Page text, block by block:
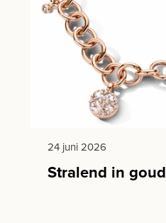
24 juni 2026
Stralend in goud